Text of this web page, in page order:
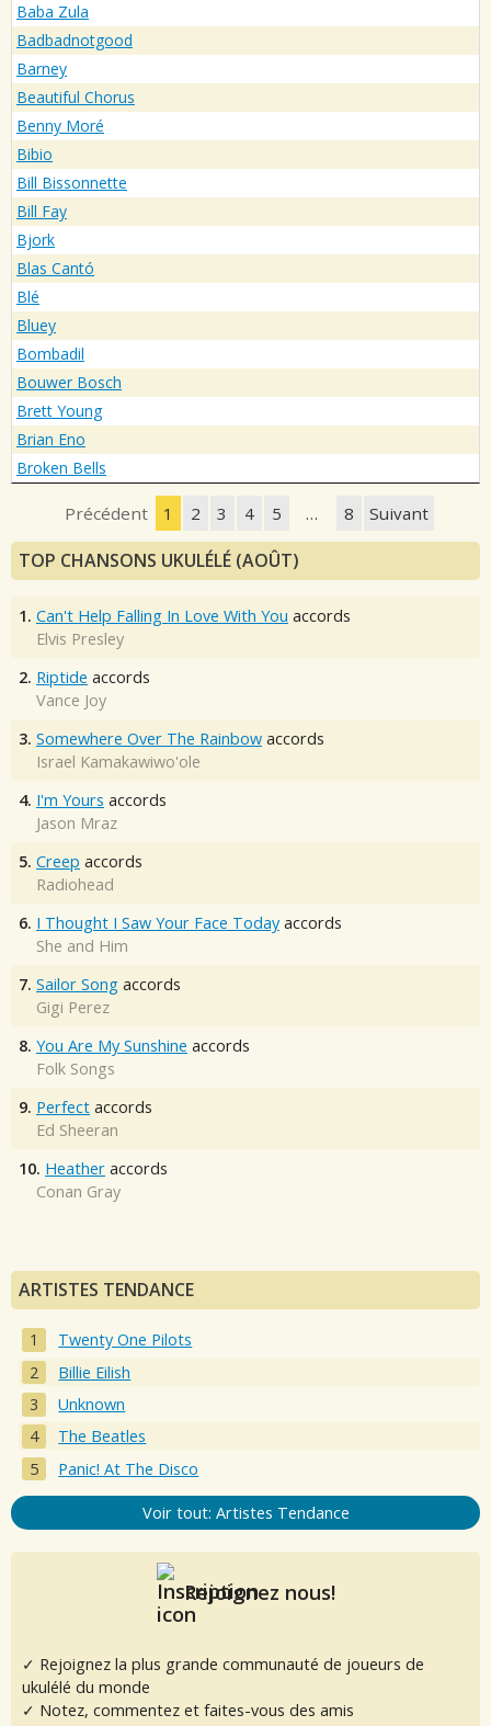
Baba Zula
Badbadnotgood
Barney
Beautiful Chorus
Benny Moré
Bibio
Bill Bissonnette
Bill Fay
Bjork
Blas Cantó
Blé
Bluey
Bombadil
Bouwer Bosch
Brett Young
Brian Eno
Broken Bells
Précédent 1 2 3 4 5 … 8 Suivant
TOP CHANSONS UKULÉLÉ (AOÛT)
1. Can't Help Falling In Love With You accords
Elvis Presley
2. Riptide accords
Vance Joy
3. Somewhere Over The Rainbow accords
Israel Kamakawiwo'ole
4. I'm Yours accords
Jason Mraz
5. Creep accords
Radiohead
6. I Thought I Saw Your Face Today accords
She and Him
7. Sailor Song accords
Gigi Perez
8. You Are My Sunshine accords
Folk Songs
9. Perfect accords
Ed Sheeran
10. Heather accords
Conan Gray
ARTISTES TENDANCE
Twenty One Pilots
Billie Eilish
Unknown
The Beatles
Panic! At The Disco
Voir tout: Artistes Tendance
Rejoignez nous!
✓ Rejoignez la plus grande communauté de joueurs de
ukulélé du monde
✓ Notez, commentez et faites-vous des amis